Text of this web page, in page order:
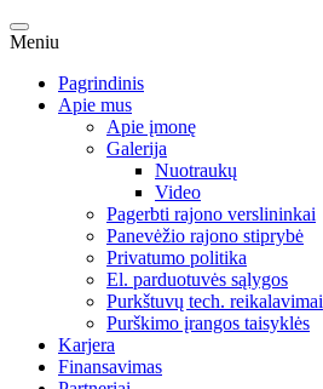
Meniu
Pagrindinis
Apie mus
Apie įmonę
Galerija
Nuotraukų
Video
Pagerbti rajono verslininkai
Panevėžio rajono stiprybė
Privatumo politika
El. parduotuvės sąlygos
Purkštuvų tech. reikalavimai
Purškimo įrangos taisyklės
Karjera
Finansavimas